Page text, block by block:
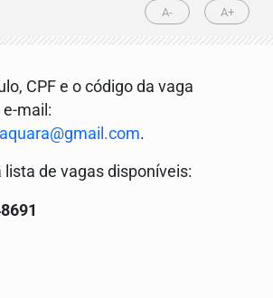
A- A+
CPF e o código da vaga
mail:
.
lista de vagas disponíveis: